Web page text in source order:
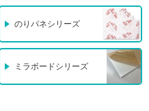
のりパネシリーズ
ミラボードシリーズ